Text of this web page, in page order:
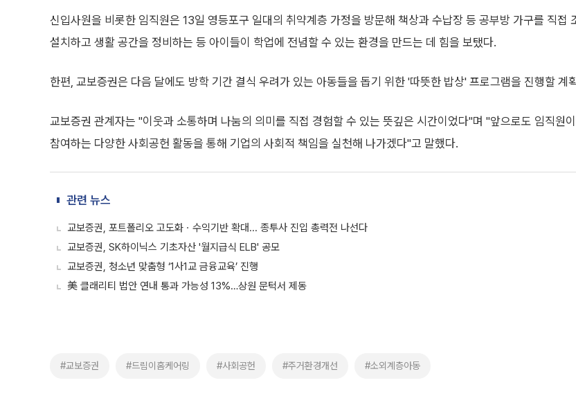
신입사원을 비롯한 임직원은 13일 영등포구 일대의 취약계층 가정을 방문해 책상과 수납장 등 공부방 가구를 직접
설치하고 생활 공간을 정비하는 등 아이들이 학업에 전념할 수 있는 환경을 만드는 데 힘을 보탰다.
한편, 교보증권은 다음 달에도 방학 기간 결식 우려가 있는 아동들을 돕기 위한 '따뜻한 밥상' 프로그램을 진행할 계
교보증권 관계자는 "이웃과 소통하며 나눔의 의미를 직접 경험할 수 있는 뜻깊은 시간이었다"며 "앞으로도 임직원이
참여하는 다양한 사회공헌 활동을 통해 기업의 사회적 책임을 실천해 나가겠다"고 말했다.
관련 뉴스
교보증권, 포트폴리오 고도화ㆍ수익기반 확대... 종투사 진입 총력전 나선다
교보증권, SK하이닉스 기초자산 '월지급식 ELB' 공모
교보증권, 청소년 맞춤형 ‘1사1교 금융교육’ 진행
美 클래리티 법안 연내 통과 가능성 13%…상원 문턱서 제동
#교보증권 #드림이홈케어링 #사회공헌 #주거환경개선 #소외계층아동